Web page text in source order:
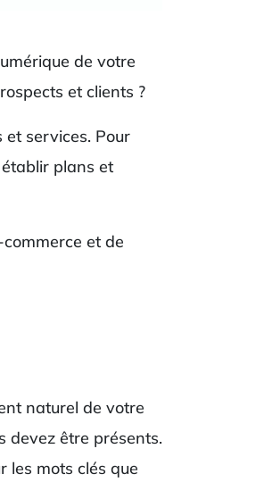
de votre
et clients ?
services. Pour
plans et
et de
naturel de votre
devez être présents.
les mots clés que